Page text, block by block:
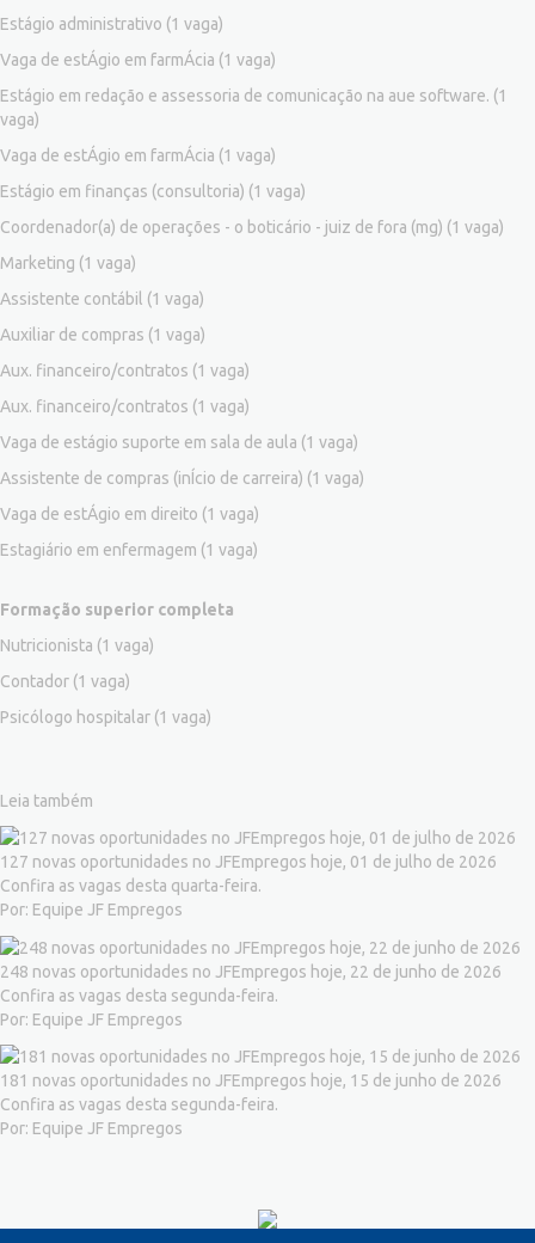
Estágio administrativo (1 vaga)
Vaga de estÁgio em farmÁcia (1 vaga)
Estágio em redação e assessoria de comunicação na aue software. (1
vaga)
Vaga de estÁgio em farmÁcia (1 vaga)
Estágio em finanças (consultoria) (1 vaga)
Coordenador(a) de operações - o boticário - juiz de fora (mg) (1 vaga)
Marketing (1 vaga)
Assistente contábil (1 vaga)
Auxiliar de compras (1 vaga)
Aux. financeiro/contratos (1 vaga)
Aux. financeiro/contratos (1 vaga)
Vaga de estágio suporte em sala de aula (1 vaga)
Assistente de compras (inÍcio de carreira) (1 vaga)
Vaga de estÁgio em direito (1 vaga)
Estagiário em enfermagem (1 vaga)
Formação superior completa
Nutricionista (1 vaga)
Contador (1 vaga)
Psicólogo hospitalar (1 vaga)
Leia também
127 novas oportunidades no JFEmpregos hoje, 01 de julho de 2026
Confira as vagas desta quarta-feira.
Por: Equipe JF Empregos
248 novas oportunidades no JFEmpregos hoje, 22 de junho de 2026
Confira as vagas desta segunda-feira.
Por: Equipe JF Empregos
181 novas oportunidades no JFEmpregos hoje, 15 de junho de 2026
Confira as vagas desta segunda-feira.
Por: Equipe JF Empregos